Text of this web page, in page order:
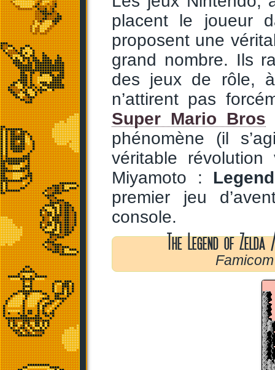
placent le joueur
proposent une
grand nombre. Ils
des jeux de rôle,
n’attirent pas
Super Mario Bros
phénomène (il
véritable
Miyamoto :
premier jeu
console.
The Legend of